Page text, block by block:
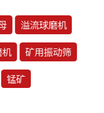
溢流球磨机
矿用振动筛
锰矿